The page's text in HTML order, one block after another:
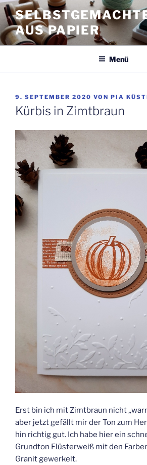
Zum
Inhalt
springenAUS PAPIER
Menü
VERÖFFENTLICHT
AM
9. SEPTEMBER 2020 VON PIA
Kürbis in Zimtbraun
Erst bin ich mit Zimtbraun nicht
aber jetzt gefällt mir der Ton zum
hin richtig gut. Ich habe hier ein
Grundton Flüsterweiß mit den
Granit gewerkelt.